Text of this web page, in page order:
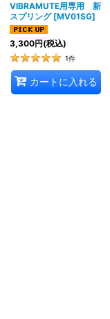
VIBRAMUTE用専用 新
スプリング [MV01SG]
3,300円(税込)
1件
カートに入れる